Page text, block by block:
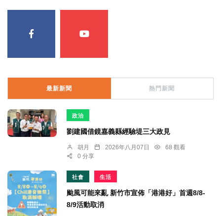
最新新聞 熱門新聞
政治
劉建國借鏡嘉義縣經驗堤三大政見
胡月 2026年八月07日
68 觀看
0 分享
社會 生活
颱風可能來亂 新竹市宣佈「港港好」首週8/8-
8/9活動取消